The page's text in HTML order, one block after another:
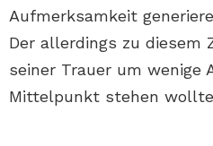
Aufmerksamkeit
Der allerdings zu diesem
seiner Trauer um wenige
Mittelpunkt stehen